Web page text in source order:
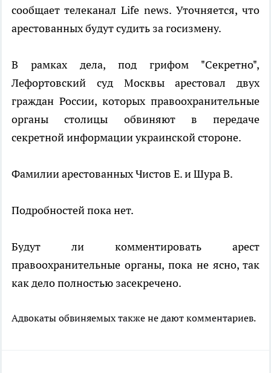
сообщает телеканал Life news. Уточняется, что
арестованных будут судить за госизмену.
В рамках дела, под грифом "Секретно",
Лефортовский суд Москвы арестовал двух
граждан России, которых правоохранительные
органы столицы обвиняют в передаче
секретной информации украинской стороне.
Фамилии арестованных Чистов Е. и Шура В.
Подробностей пока нет.
Будут ли комментировать арест
правоохранительные органы, пока не ясно, так
как дело полностью засекречено.
Адвокаты обвиняемых также не дают комментариев.